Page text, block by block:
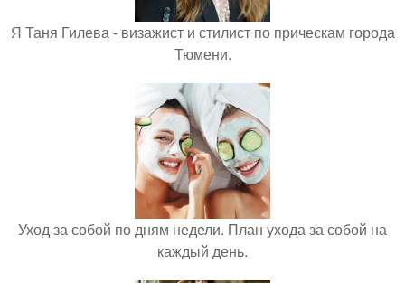
Я Таня Гилева - визажист и стилист по прическам города
Тюмени.
Уход за собой по дням недели. План ухода за собой на
каждый день.